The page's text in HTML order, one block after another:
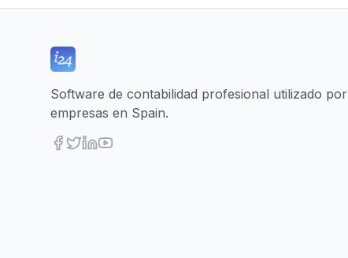
Software de contabilidad profesional utilizado por
empresas en Spain.